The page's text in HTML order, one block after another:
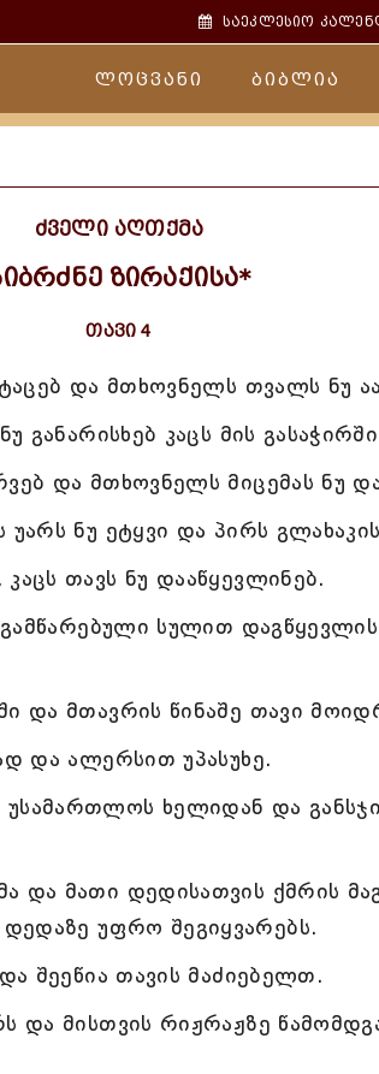
საეკლესიო
ლოცვანი ბიბლია
ძველი აღთქმა
ზირაქისა*
თავი 4
და მთხოვნელს თვალს ნუ
განარისხებ კაცს მის
და მთხოვნელს მიცემას ნუ
ნუ ეტყვი და პირს
თავს ნუ დააწყევლინებ.
სულით დაგწყევლის,
და მთავრის წინაშე თავი
და ალერსით უპასუხე.
ხელიდან და
და მათი დედისათვის ქმრის
უფრო შეგიყვარებს.
შეეწია თავის მაძიებელთ.
და მისთვის რიჟრაჟზე